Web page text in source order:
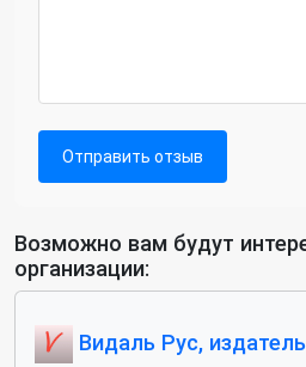
Отправить отзыв
Возможно вам будут
организации:
Видаль Рус,